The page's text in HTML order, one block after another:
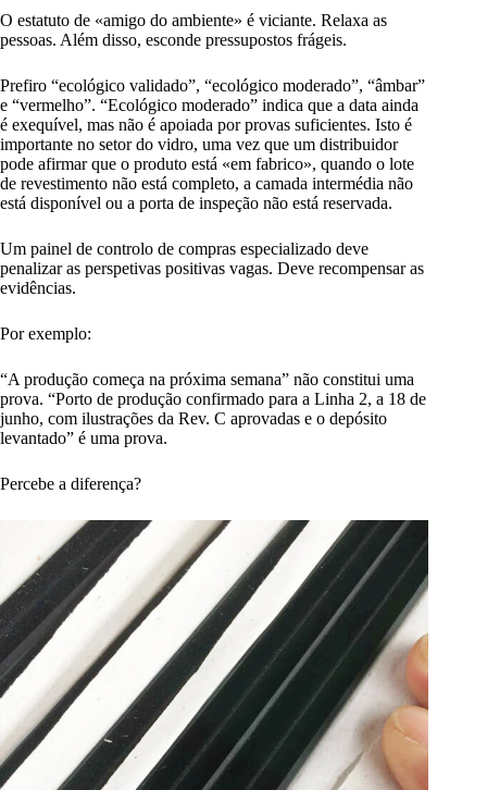
O estatuto de «amigo do ambiente» é viciante. Relaxa as
pessoas. Além disso, esconde pressupostos frágeis.
Prefiro “ecológico validado”, “ecológico moderado”, “âmbar”
e “vermelho”. “Ecológico moderado” indica que a data ainda
é exequível, mas não é apoiada por provas suficientes. Isto é
importante no setor do vidro, uma vez que um distribuidor
pode afirmar que o produto está «em fabrico», quando o lote
de revestimento não está completo, a camada intermédia não
está disponível ou a porta de inspeção não está reservada.
Um painel de controlo de compras especializado deve
penalizar as perspetivas positivas vagas. Deve recompensar as
evidências.
Por exemplo:
“A produção começa na próxima semana” não constitui uma
prova. “Porto de produção confirmado para a Linha 2, a 18 de
junho, com ilustrações da Rev. C aprovadas e o depósito
levantado” é uma prova.
Percebe a diferença?